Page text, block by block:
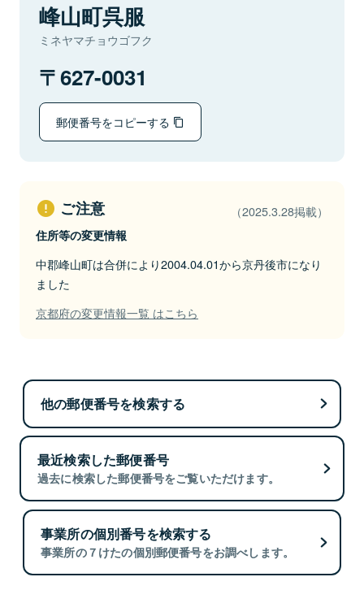
峰山町呉服
ミネヤマチョウゴフク
627-0031
郵便番号をコピーする
ご注意 （2025.3.28掲載）
住所等の変更情報
中郡峰山町は合併により2004.04.01から京丹後市になり
ました
京都府の変更情報一覧 はこちら
他の郵便番号を検索する
最近検索した郵便番号
過去に検索した郵便番号をご覧いただけます。
事業所の個別番号を検索する
事業所の７けたの個別郵便番号をお調べします。